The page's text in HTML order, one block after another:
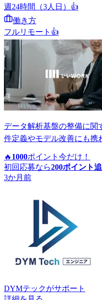
週24時間（3人日） 👍
働き方
フルリモート 👍
データ解析基盤の整備に関
件定義やモデル改善にも携
🔥 1000ポイント 今だけ！
初回応募なら200ポイント
3か月前
DYMテックがサポート